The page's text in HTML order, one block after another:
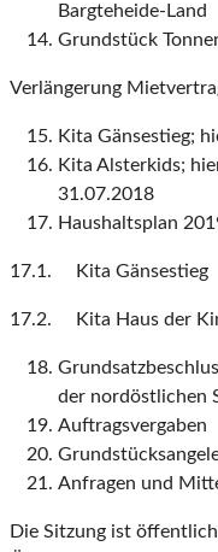
Bargteheide-Land
Grundstück
Verlängerung
Kita Gänsestieg;
Kita Alsterkids;
31.07.2018
Haushaltsplan
17.1. Kita Gänsestieg
17.2. Kita Haus der
der nordöstlichen
Auftragsvergaben
Anfragen und
Die Sitzung ist